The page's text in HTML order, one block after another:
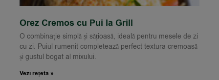
Orez Cremos cu Pui la Grill
O combinație simplă și sățioasă, ideală pentru mesele de zi
cu zi. Puiul rumenit completează perfect textura cremoasă
și gustul bogat al mixului.
Vezi rețeta »